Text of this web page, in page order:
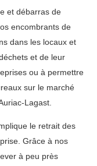
et débarras de
encombrants de
dans les locaux et
et de leur
ou à permettre
sur le marché
Lagast.
le retrait des
Grâce à nos
à peu près